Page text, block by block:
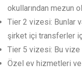
okullarından mezun
Tier 2 vizesi: Bunlar
şirket içi transferler
Tier 5 vizesi: Bu
Özel ev hizmetleri